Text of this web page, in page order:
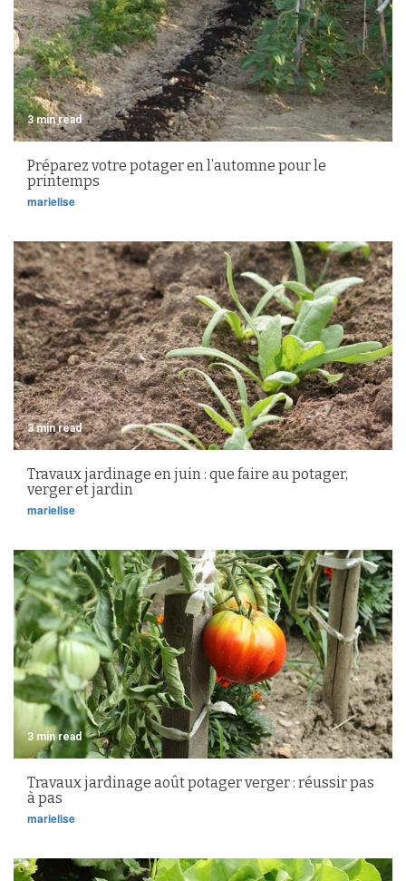
3 min read
Préparez votre potager en l’automne pour le
printemps
marielise
3 min read
Travaux jardinage en juin : que faire au potager,
verger et jardin
marielise
3 min read
Travaux jardinage août potager verger : réussir pas
à pas
marielise